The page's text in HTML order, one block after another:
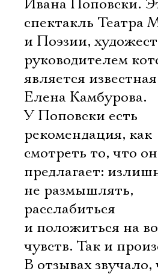
Ивана Поповски.
спектакль Театра
и Поэзии,
руководителем
является
Елена Камбурова.
У Поповски есть
рекомендация, как
смотреть то, что
предлагает:
не размышлять,
расслабиться
и положиться на
чувств. Так и
В отзывах звучало,